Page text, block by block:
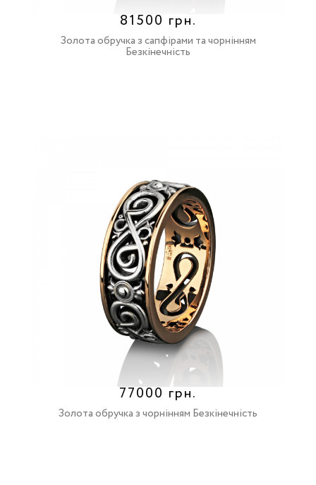
81500 грн.
Золота обручка з сапфірами та чорнінням
Безкінечність
77000 грн.
Золота обручка з чорнінням Безкінечність